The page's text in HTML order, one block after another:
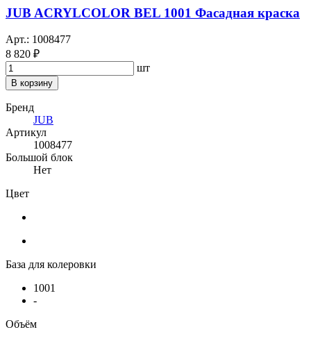
JUB ACRYLCOLOR BEL 1001 Фасадная краска
Арт.: 1008477
8 820 ₽
шт
В корзину
Бренд
JUB
Артикул
1008477
Большой блок
Нет
Цвет
База для колеровки
1001
-
Объём